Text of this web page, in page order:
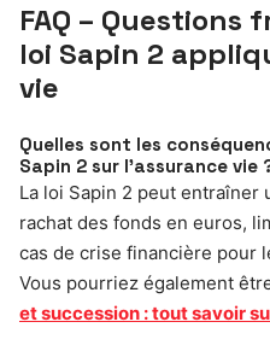
FAQ – Questions
loi Sapin 2
vie
Quelles sont les
Sapin 2 sur l’assurance vie
La loi Sapin 2 peut entraîner
rachat des fonds en euros,
cas de crise financière pour
Vous pourriez également
et succession : tout savoir